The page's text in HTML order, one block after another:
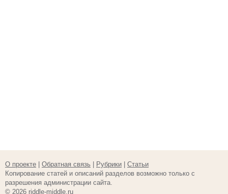
О проекте Обратная связь Рубрики
Статьи
Копирование статей и описаний разделов возможно только с
разрешения администрации сайта.
© 2026 riddle-middle.ru